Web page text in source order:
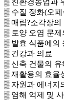
▒ 친환경농업과
▒ 수질 정화(오
▒ 매립?소각장의
▒ 토양 오염 문제
▒ 발효 식품에의
▒ 건강과 의료
▒ 신축 건물의 유
▒ 재활용의 효율
▒ 자원과 에너지
▒ 염해 억제 및 사